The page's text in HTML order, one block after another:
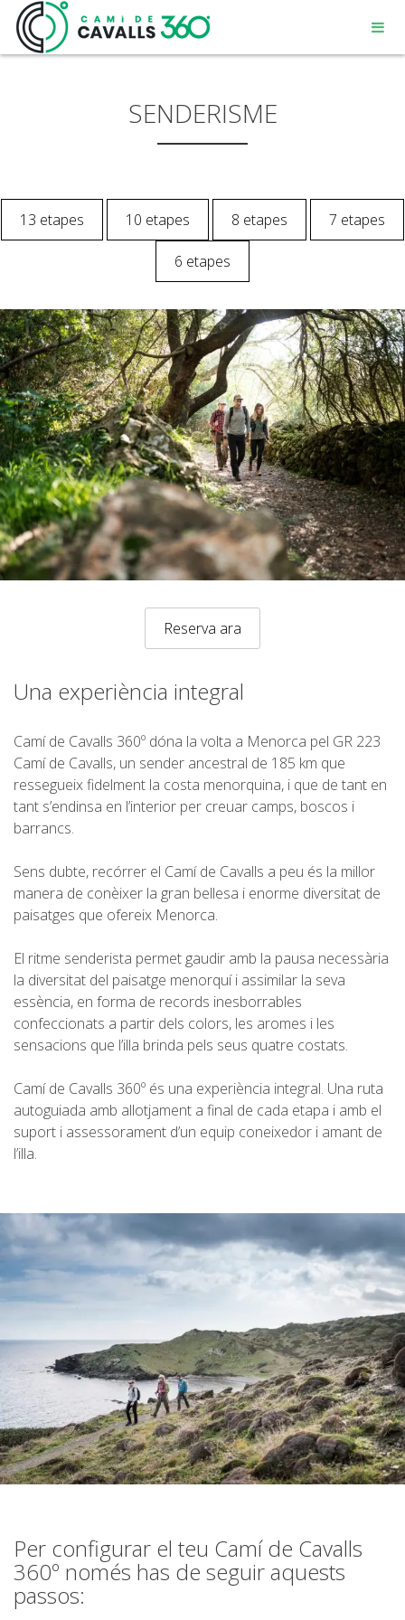
SENDERISME
13 ETAPES
10 ETAPES
8 ETAPES
6 ETAPES
SELECCIÓ D’ETAPES
BTT
5 ETAPES
4 ETAPES
3 ETAPES
TRAIL RUNNING
7 ETAPES
5 ETAPES
4 ETAPES
NON-STOP
RÀNQUING
SENDERISME
13 etapes 10 etapes 8 etapes 7 etapes
6 etapes
Reserva ara
Una experiència integral
Camí de Cavalls 360º dóna la volta a Menorca pel GR 223
Camí de Cavalls, un sender ancestral de 185 km que
ressegueix fidelment la costa menorquina, i que de tant en
tant s’endinsa en l’interior per creuar camps, boscos i
barrancs.
Sens dubte, recórrer el Camí de Cavalls a peu és la millor
manera de conèixer la gran bellesa i enorme diversitat de
paisatges que ofereix Menorca.
El ritme senderista permet gaudir amb la pausa necessària
la diversitat del paisatge menorquí i assimilar la seva
essència, en forma de records inesborrables
confeccionats a partir dels colors, les aromes i les
sensacions que l’illa brinda pels seus quatre costats.
Camí de Cavalls 360º és una experiència integral. Una ruta
autoguiada amb allotjament a final de cada etapa i amb el
suport i assessorament d’un equip coneixedor i amant de
l’illa.
Per configurar el teu Camí de Cavalls
360º només has de seguir aquests
passos: